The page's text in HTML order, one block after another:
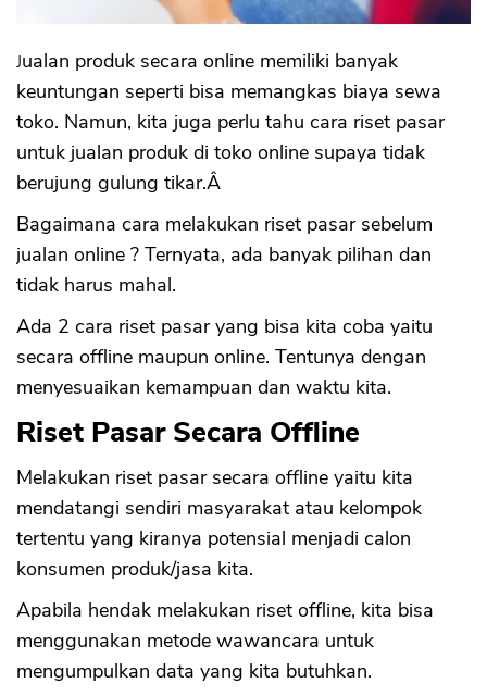
Jualan produk secara online memiliki banyak
keuntungan seperti bisa memangkas biaya sewa
toko. Namun, kita juga perlu tahu cara riset pasar
untuk jualan produk di toko online supaya tidak
berujung gulung tikar.Â
Bagaimana cara melakukan riset pasar sebelum
jualan online ? Ternyata, ada banyak pilihan dan
tidak harus mahal.
Ada 2 cara riset pasar yang bisa kita coba yaitu
secara offline maupun online. Tentunya dengan
menyesuaikan kemampuan dan waktu kita.
Riset Pasar Secara Offline
Melakukan riset pasar secara offline yaitu kita
mendatangi sendiri masyarakat atau kelompok
tertentu yang kiranya potensial menjadi calon
konsumen produk/jasa kita.
Apabila hendak melakukan riset offline, kita bisa
menggunakan metode wawancara untuk
mengumpulkan data yang kita butuhkan.